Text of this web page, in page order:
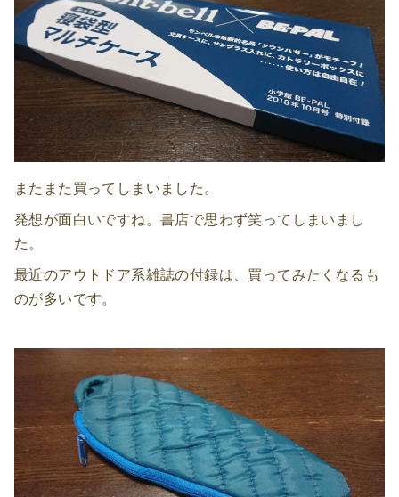
またまた買ってしまいました。
発想が面白いですね。書店で思わず笑ってしまいまし
た。
最近のアウトドア系雑誌の付録は、買ってみたくなるも
のが多いです。